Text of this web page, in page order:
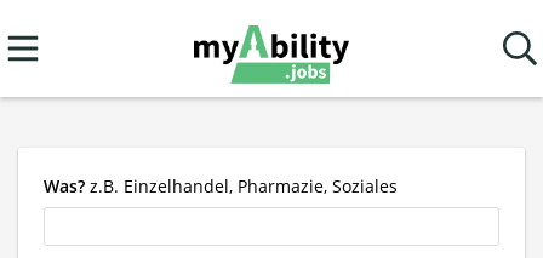
Was? z.B. Einzelhandel, Pharmazie, Soziales